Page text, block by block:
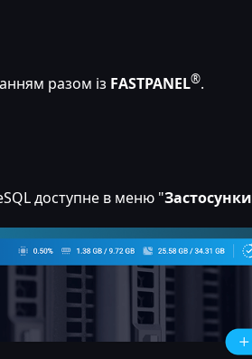
разом із FASTPANEL®.
доступне в меню "Застосунки